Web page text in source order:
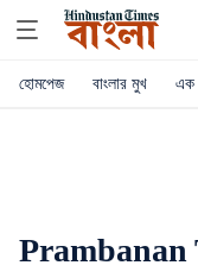
হোমপেজ বাংলার মুখ এক
Prambanan